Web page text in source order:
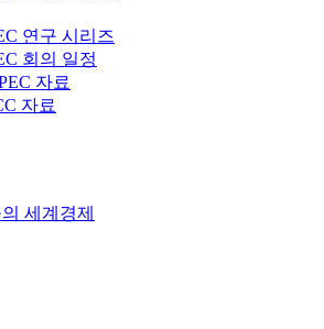
연구 시리즈
회의 일정
자료
자료
세계경제